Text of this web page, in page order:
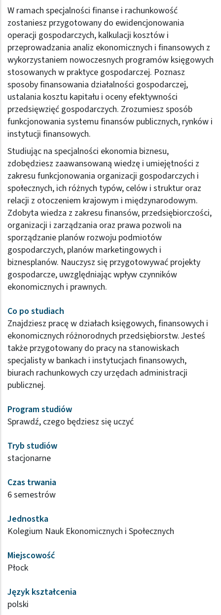
W ramach specjalności finanse i rachunkowość
zostaniesz przygotowany do ewidencjonowania
operacji gospodarczych, kalkulacji kosztów i
przeprowadzania analiz ekonomicznych i finansowych z
wykorzystaniem nowoczesnych programów księgowych
stosowanych w praktyce gospodarczej. Poznasz
sposoby finansowania działalności gospodarczej,
ustalania kosztu kapitału i oceny efektywności
przedsięwzięć gospodarczych. Zrozumiesz sposób
funkcjonowania systemu finansów publicznych, rynków i
instytucji finansowych.
Studiując na specjalności ekonomia biznesu,
zdobędziesz zaawansowaną wiedzę i umiejętności z
zakresu funkcjonowania organizacji gospodarczych i
społecznych, ich różnych typów, celów i struktur oraz
relacji z otoczeniem krajowym i międzynarodowym.
Zdobyta wiedza z zakresu finansów, przedsiębiorczości,
organizacji i zarządzania oraz prawa pozwoli na
sporządzanie planów rozwoju podmiotów
gospodarczych, planów marketingowych i
biznesplanów. Nauczysz się przygotowywać projekty
gospodarcze, uwzględniając wpływ czynników
ekonomicznych i prawnych.
Co po studiach
Znajdziesz pracę w działach księgowych, finansowych i
ekonomicznych różnorodnych przedsiębiorstw. Jesteś
także przygotowany do pracy na stanowiskach
specjalisty w bankach i instytucjach finansowych,
biurach rachunkowych czy urzędach administracji
publicznej.
Program studiów
Sprawdź, czego będziesz się uczyć
Tryb studiów
stacjonarne
Czas trwania
6 semestrów
Jednostka
Kolegium Nauk Ekonomicznych i Społecznych
Miejscowość
Płock
Język kształcenia
polski